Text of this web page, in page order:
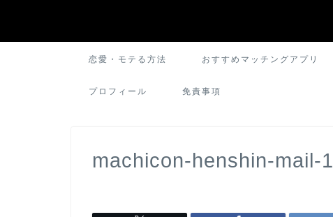
恋愛・モテる方法 おすすめマッチングアプリ
プロフィール 免責事項
machicon-henshin-mail-1